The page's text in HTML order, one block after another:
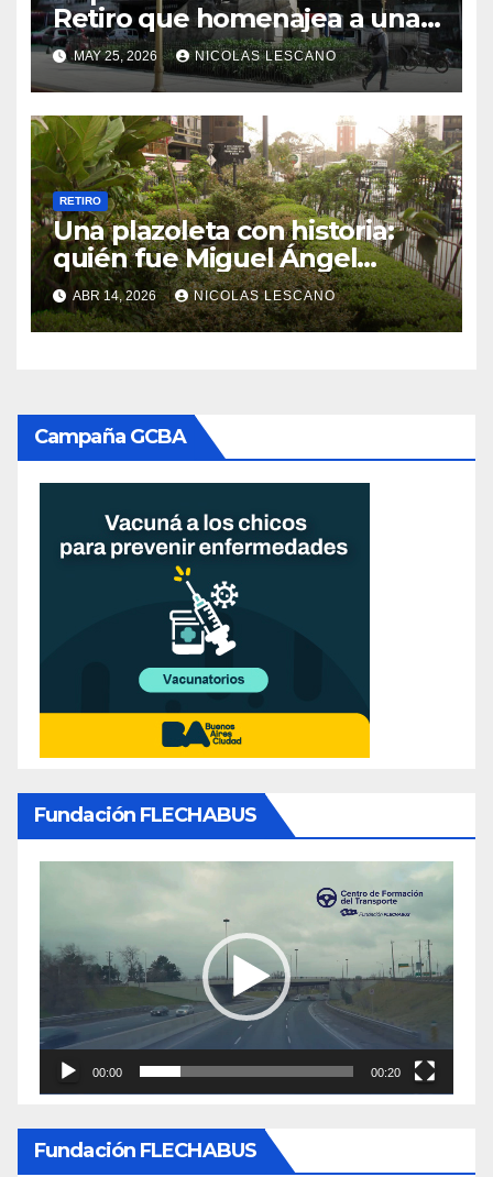
Retiro que homenajea a una
leyenda del tango: quién fue
Azucena Maizani
MAY 25, 2026 NICOLAS LESCANO
RETIRO
Una plazoleta con historia:
quién fue Miguel Ángel
Zavala Ortiz y por qué su
nombre perdura en Retiro
ABR 14, 2026 NICOLAS LESCANO
Campaña GCBA
Fundación FLECHABUS
video
00:00 00:20
Fundación FLECHABUS